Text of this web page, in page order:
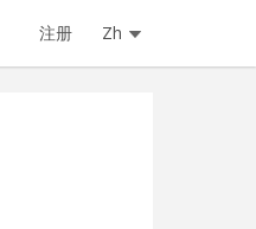
注册 Zh